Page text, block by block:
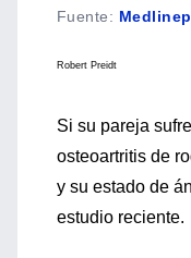
Fuente:
Robert Preidt
Si su pareja
osteoartritis de
y su estado de
estudio reciente.